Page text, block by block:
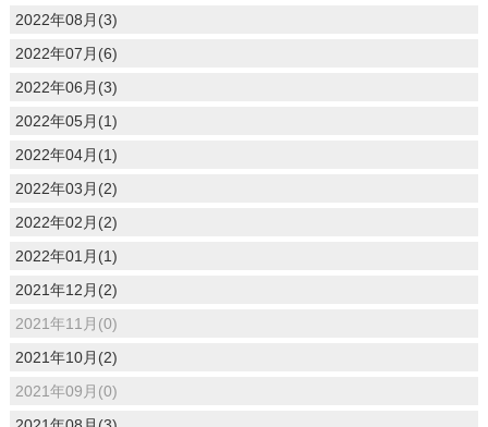
2022年08月(3)
2022年07月(6)
2022年06月(3)
2022年05月(1)
2022年04月(1)
2022年03月(2)
2022年02月(2)
2022年01月(1)
2021年12月(2)
2021年11月(0)
2021年10月(2)
2021年09月(0)